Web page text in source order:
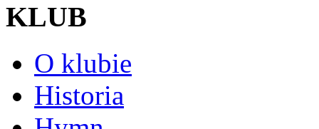
KLUB
O klubie
Historia